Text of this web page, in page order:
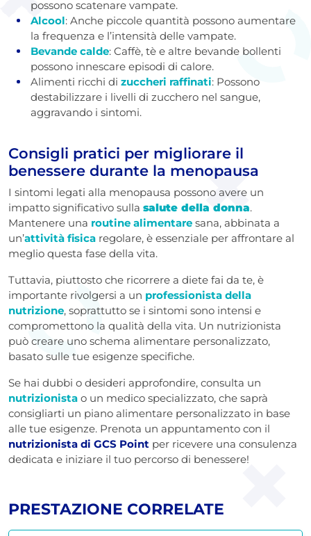
possono scatenare vampate.
Alcool: Anche piccole quantità possono aumentare
la frequenza e l’intensità delle vampate.
Bevande calde: Caffè, tè e altre bevande bollenti
possono innescare episodi di calore.
Alimenti ricchi di zuccheri raffinati: Possono
destabilizzare i livelli di zucchero nel sangue,
aggravando i sintomi.
Consigli pratici per migliorare il
benessere durante la menopausa
I sintomi legati alla menopausa possono avere un
impatto significativo sulla salute della donna.
Mantenere una routine alimentare sana, abbinata a
un’attività fisica regolare, è essenziale per affrontare al
meglio questa fase della vita.
Tuttavia, piuttosto che ricorrere a diete fai da te, è
importante rivolgersi a un professionista della
nutrizione, soprattutto se i sintomi sono intensi e
compromettono la qualità della vita. Un nutrizionista
può creare uno schema alimentare personalizzato,
basato sulle tue esigenze specifiche.
Se hai dubbi o desideri approfondire, consulta un
nutrizionista o un medico specializzato, che saprà
consigliarti un piano alimentare personalizzato in base
alle tue esigenze. Prenota un appuntamento con il
nutrizionista di GCS Point per ricevere una consulenza
dedicata e iniziare il tuo percorso di benessere!
PRESTAZIONE CORRELATE